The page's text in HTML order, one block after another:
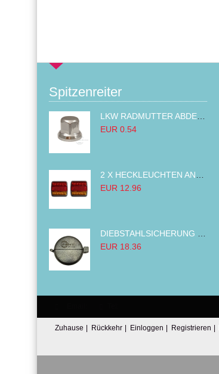
Spitzenreiter
LKW RADMUTTER ABDECKKAPPEN SECHSKANT KAPPEN FELGEN BOLZENABDECKUNGEN CHROM 32MM
EUR 0.54
EUR 12.96
EUR 18.36
Zuhause | Rückkehr | Einloggen | Registrieren |